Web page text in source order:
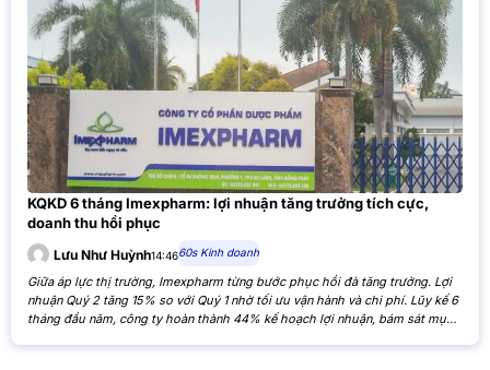
KQKD 6 tháng Imexpharm: lợi nhuận tăng trưởng tích cực,
doanh thu hồi phục
Lưu Như Huỳnh14:4660s Kinh doanh
Giữa áp lực thị trường, Imexpharm từng bước phục hồi đà tăng trưởng. Lợi
nhuận Quý 2 tăng 15% so với Quý 1 nhờ tối ưu vận hành và chi phí. Lũy kế 6
tháng đầu năm, công ty hoàn thành 44% kế hoạch lợi nhuận, bám sát mục